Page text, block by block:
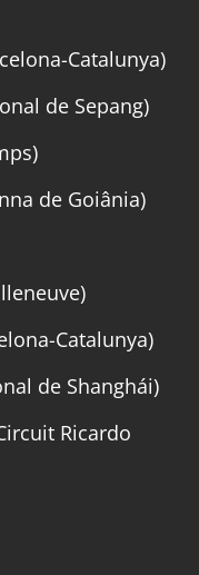
Catalunya)
de Sepang)
de Goiânia)
Catalunya)
de Shanghái)
Ricardo